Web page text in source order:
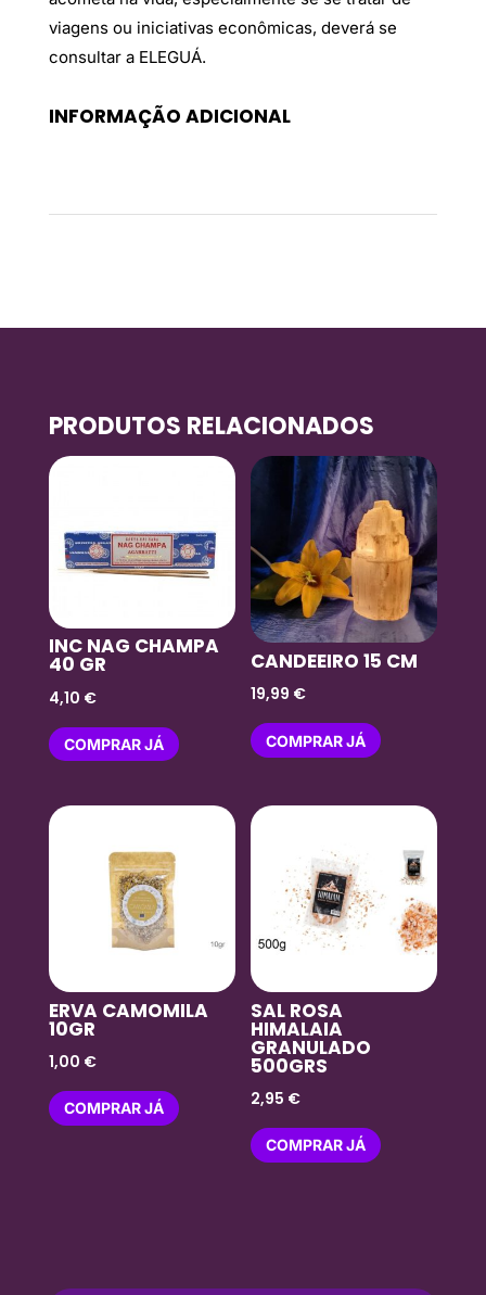
viagens ou iniciativas econômicas, deverá se
consultar a ELEGUÁ.
INFORMAÇÃO ADICIONAL
PRODUTOS RELACIONADOS
INC NAG CHAMPA
40 GR
4,10 €
COMPRAR JÁ
CANDEEIRO 15 CM
19,99 €
COMPRAR JÁ
ERVA CAMOMILA
10GR
1,00 €
COMPRAR JÁ
SAL ROSA
HIMALAIA
GRANULADO
500GRS
2,95 €
COMPRAR JÁ